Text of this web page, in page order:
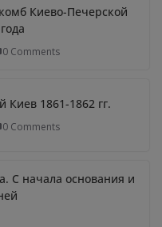
Киево-Печерской
0 Comments
1861-1862 гг.
0 Comments
С начала основания и